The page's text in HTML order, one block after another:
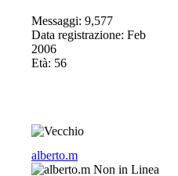
Messaggi: 9,577
Data registrazione: Feb
2006
Età: 56
alberto.m